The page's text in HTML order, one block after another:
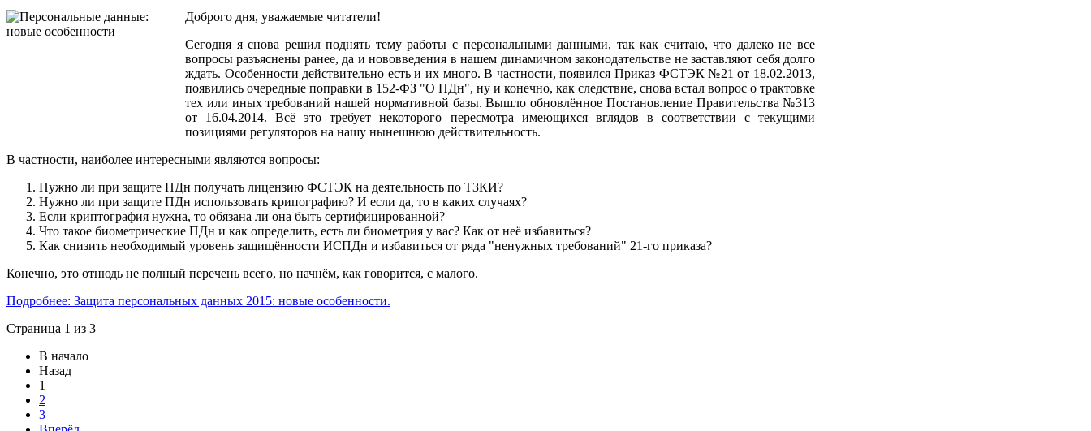
Доброго дня, уважаемые читатели!
Сегодня я снова решил поднять тему работы с персональными данными, так как считаю, что далеко не все
вопросы разъяснены ранее, да и нововведения в нашем динамичном законодательстве не заставляют себя долго
ждать. Особенности действительно есть и их много. В частности, появился Приказ ФСТЭК №21 от 18.02.2013,
появились очередные поправки в 152-ФЗ "О ПДн", ну и конечно, как следствие, снова встал вопрос о трактовке
тех или иных требований нашей нормативной базы. Вышло обновлённое Постановление Правительства №313
от 16.04.2014. Всё это требует некоторого пересмотра имеющихся вглядов в соответствии с текущими
позициями регуляторов на нашу нынешнюю действительность.
В частности, наиболее интересными являются вопросы:
Нужно ли при защите ПДн получать лицензию ФСТЭК на деятельность по ТЗКИ?
Нужно ли при защите ПДн использовать крипографию? И если да, то в каких случаях?
Если криптография нужна, то обязана ли она быть сертифицированной?
Что такое биометрические ПДн и как определить, есть ли биометрия у вас? Как от неё избавиться?
Как снизить необходимый уровень защищённости ИСПДн и избавиться от ряда "ненужных требований" 21-го приказа?
Конечно, это отнюдь не полный перечень всего, но начнём, как говорится, с малого.
Подробнее: Защита персональных данных 2015: новые особенности.
Страница 1 из 3
В начало
Назад
1
2
3